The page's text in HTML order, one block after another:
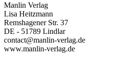
Manlin Verlag
Lisa Heitzmann
Remshagener Str. 37
DE - 51789 Lindlar
contact@manlin-verlag.de
www.manlin-verlag.de